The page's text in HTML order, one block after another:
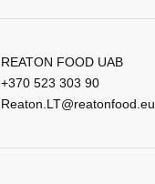
REATON FOOD UAB
+370 523 303 90
Reaton.LT@reatonfood.eu